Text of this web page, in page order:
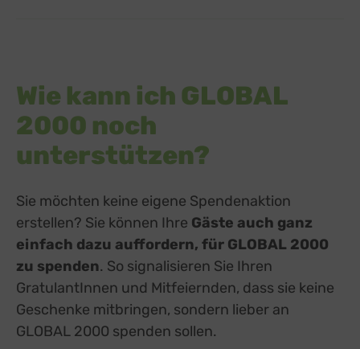
Wie kann ich GLOBAL
2000 noch
unterstützen?
Sie möchten keine eigene Spendenaktion
erstellen? Sie können Ihre Gäste auch ganz
einfach dazu auffordern, für GLOBAL 2000
zu spenden. So signalisieren Sie Ihren
GratulantInnen und Mitfeiernden, dass sie keine
Geschenke mitbringen, sondern lieber an
GLOBAL 2000 spenden sollen.